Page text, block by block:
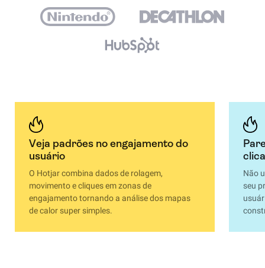
Veja padrões no engajamento do
usuário
O Hotjar combina dados de rolagem,
movimento e cliques em zonas de
engajamento tornando a análise dos mapas
de calor super simples.
Não
seu